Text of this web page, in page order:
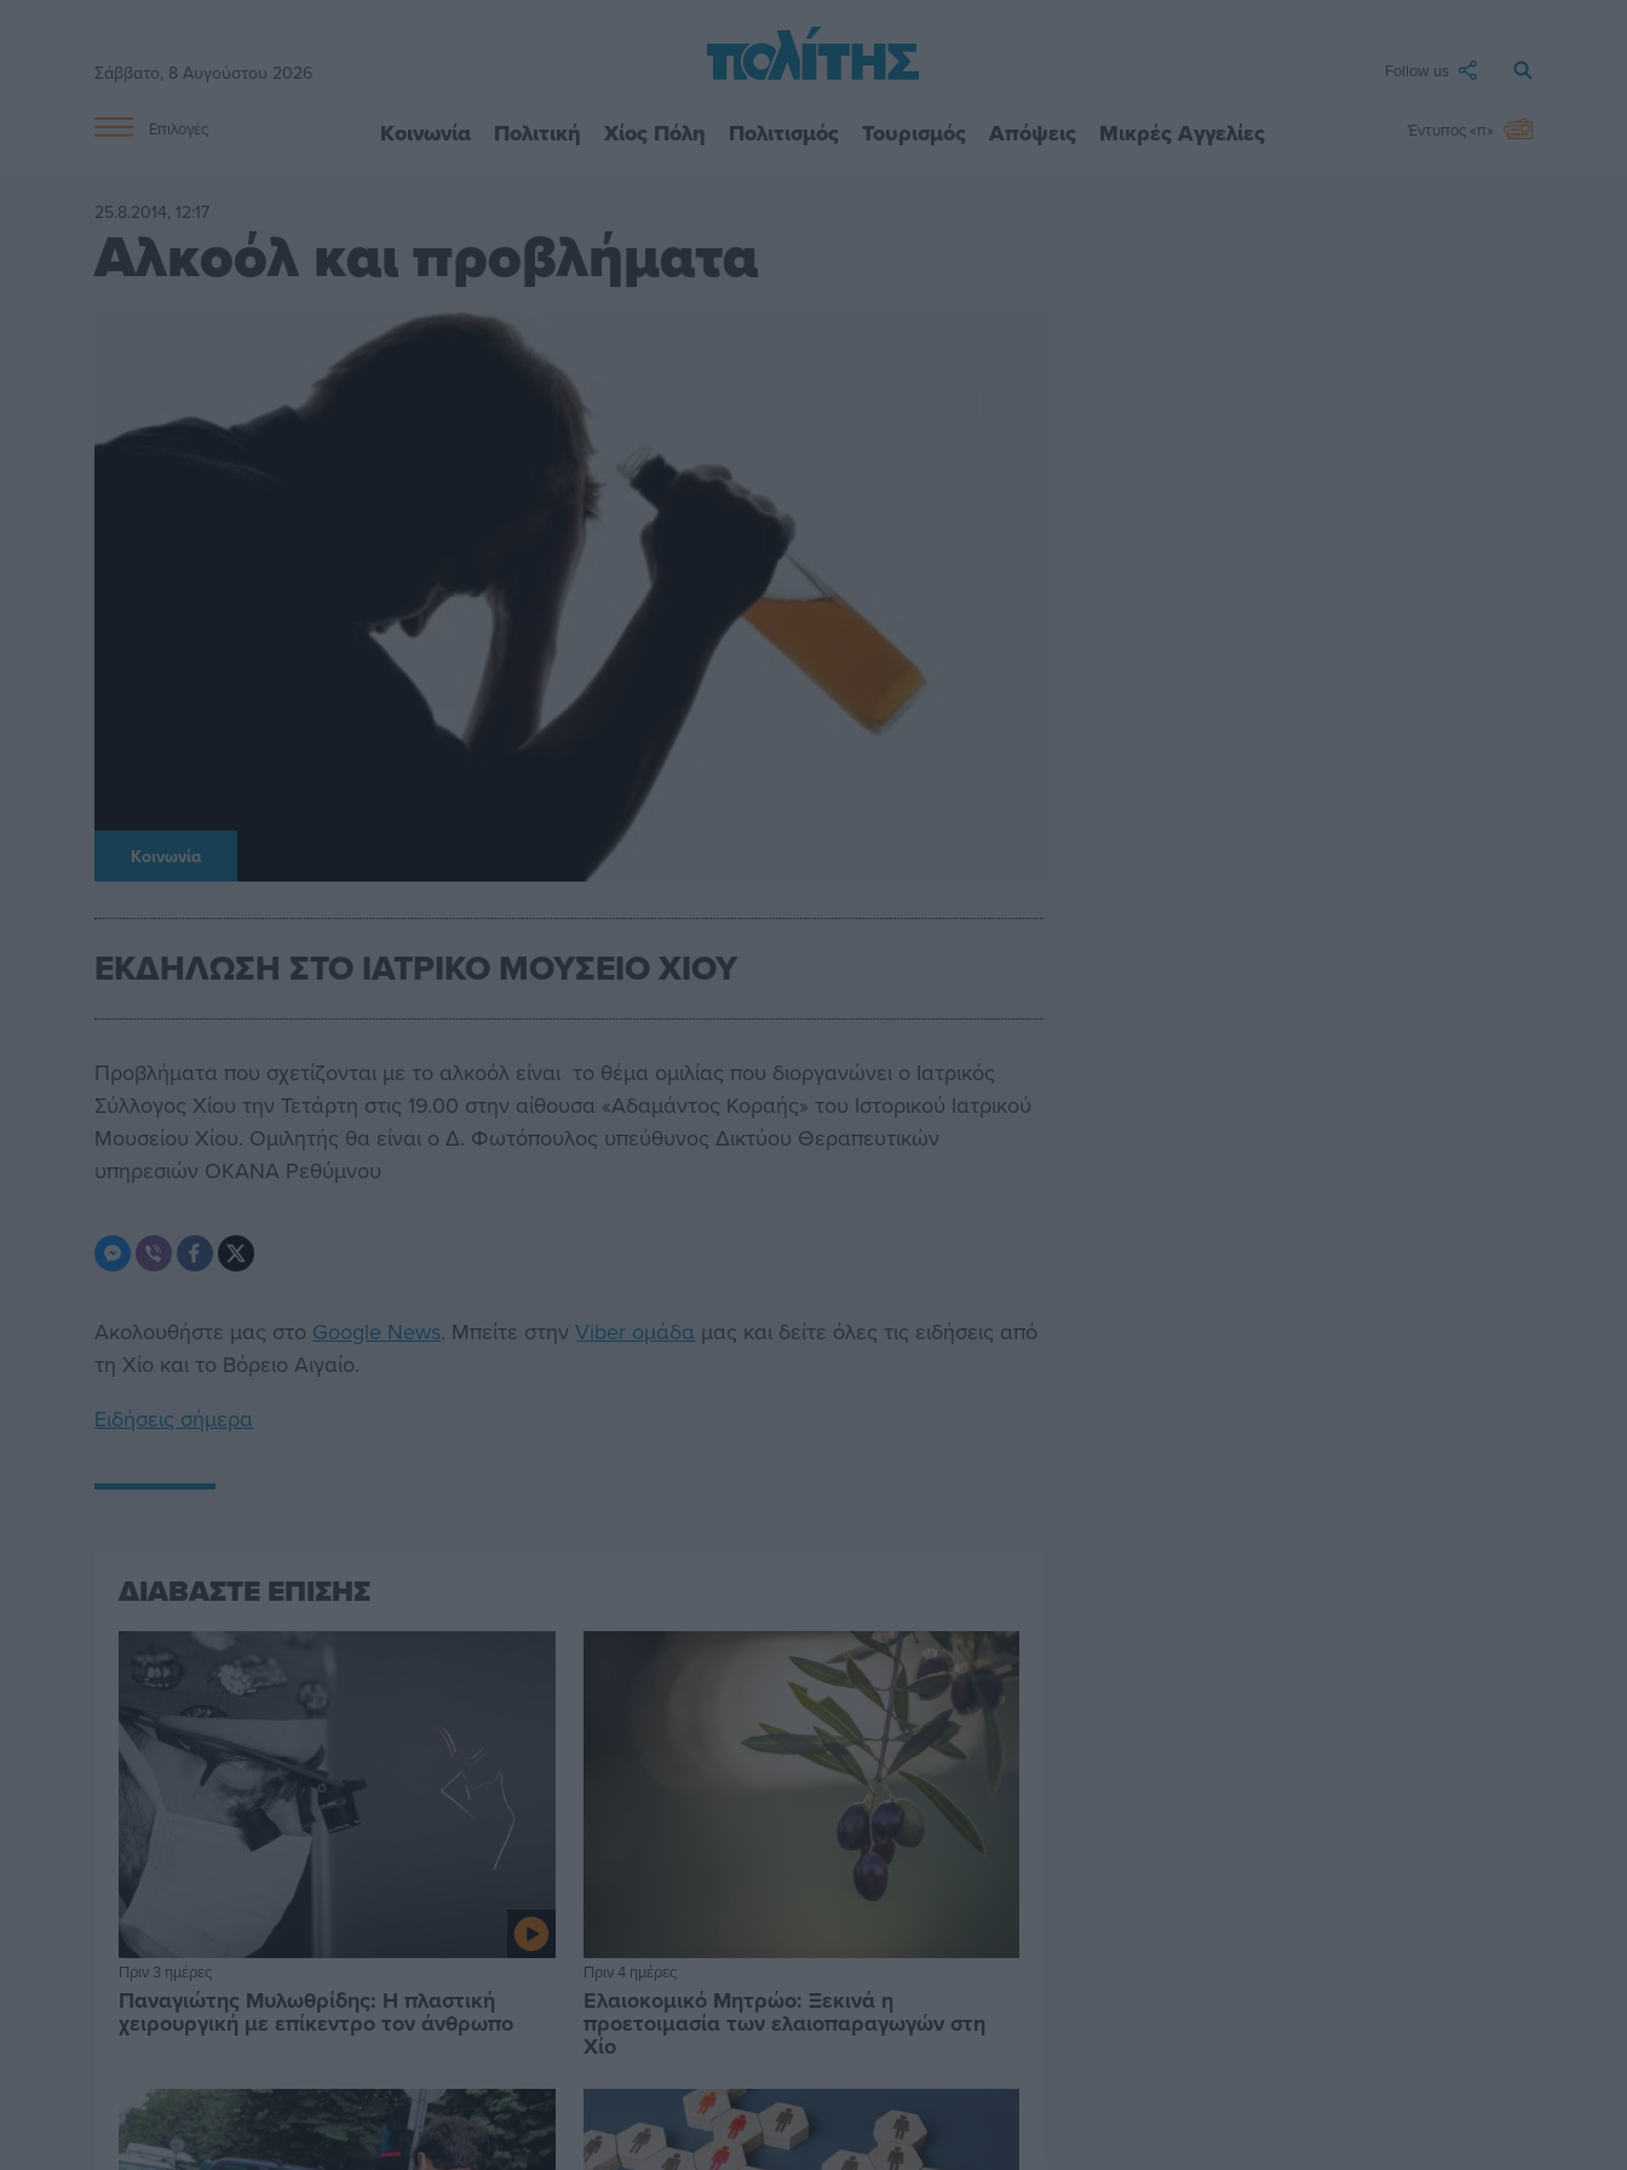
Σάββατο, 8 Αυγούστου 2026 Follow us
Επιλογές Κοινωνία Πολιτική Χίος Πόλη Πολιτισμός Τουρισμός Απόψεις Μικρές Αγγελίες Έντυπος «π»
25.8.2014, 12:17
Αλκοόλ και προβλήματα
Κοινωνία
ΕΚΔΗΛΩΣΗ ΣΤΟ ΙΑΤΡΙΚΟ ΜΟΥΣΕΙΟ ΧΙΟΥ
Προβλήματα που σχετίζονται με το αλκοόλ είναι το θέμα ομιλίας που διοργανώνει ο Ιατρικός
Σύλλογος Χίου την Τετάρτη στις 19.00 στην αίθουσα «Αδαμάντος Κοραής» του Ιστορικού Ιατρικού
Μουσείου Χίου. Ομιλητής θα είναι ο Δ. Φωτόπουλος υπεύθυνος Δικτύου Θεραπευτικών
υπηρεσιών ΟΚΑΝΑ Ρεθύμνου
Ακολουθήστε μας στο Google News. Μπείτε στηνViber ομάδα μας και δείτε όλες τις ειδήσεις από
τη Χίο και το Βόρειο Αιγαίο.
Ειδήσεις σήμερα
ΔΙΑΒΑΣΤΕ ΕΠΙΣΗΣ
Πριν 3 ημέρες
Παναγιώτης Μυλωθρίδης: Η πλαστική
χειρουργική με επίκεντρο τον άνθρωπο
Πριν 4 ημέρες
Ελαιοκομικό Μητρώο: Ξεκινά η
προετοιμασία των ελαιοπαραγωγών στη
Χίο